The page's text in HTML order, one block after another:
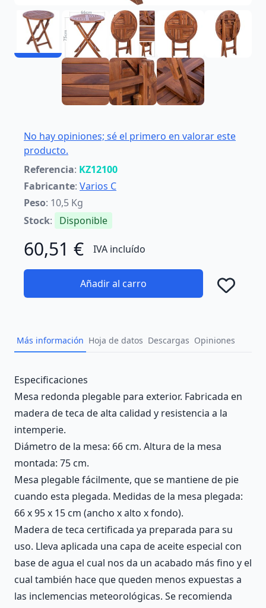
No hay opiniones; sé el primero en valorar este
producto.
Referencia: KZ12100
Fabricante: Varios C
Peso: 10,5 Kg
Stock: Disponible
60,51 € IVA incluído
Añadir al carro
Más información Hoja de datos Descargas Opiniones
Description
Especificaciones
Mesa redonda plegable para exterior. Fabricada en
madera de teca de alta calidad y resistencia a la
intemperie.
Diámetro de la mesa: 66 cm. Altura de la mesa
montada: 75 cm.
Mesa plegable fácilmente, que se mantiene de pie
cuando esta plegada. Medidas de la mesa plegada:
66 x 95 x 15 cm (ancho x alto x fondo).
Madera de teca certificada ya preparada para su
uso. Lleva aplicada una capa de aceite especial con
base de agua el cual nos da un acabado más fino y el
cual también hace que queden menos expuestas a
las inclemencias meteorológicas. Se recomienda